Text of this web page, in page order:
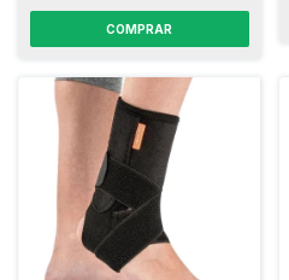
COMPRAR